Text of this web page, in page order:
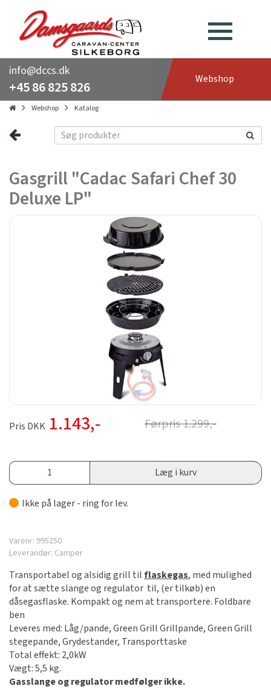
info@dccs.dk
+45 86 825 826 Webshop
Webshop Katalog
Gasgrill "Cadac Safari Chef 30
Deluxe LP"
Pris DKK 1.143,- Førpris1.299,-
Læg i kurv
Ikke på lager - ring for lev.
Varenr: 995250
Leverandør: Camper
Transportabel og alsidig grill tilflaskegas, med mulighed
for at sætte slange og regulator til, (er tilkøb) en
dåsegasflaske. Kompakt og nem at transportere. Foldbare
ben
Leveres med: Låg/pande, Green Grill Grillpande, Green Grill
stegepande, Grydestander, Transporttaske
Total effekt: 2,0kW
Vægt: 5,5 kg.
Gasslange og regulator medfølger ikke.